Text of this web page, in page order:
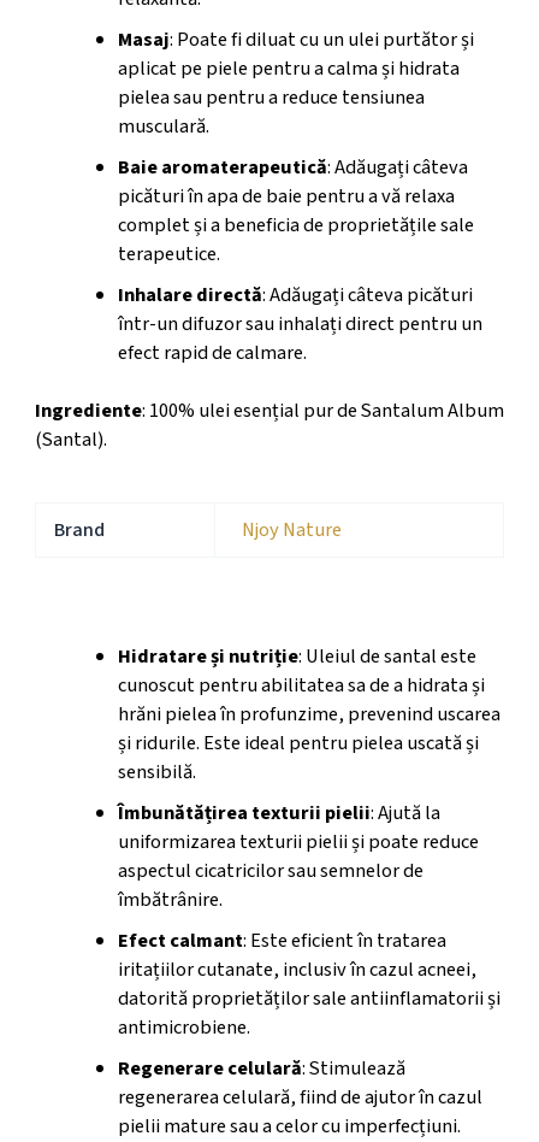
Masaj: Poate fi diluat cu un ulei purtător și
aplicat pe piele pentru a calma și hidrata
pielea sau pentru a reduce tensiunea
musculară.
Baie aromaterapeutică: Adăugați câteva
picături în apa de baie pentru a vă relaxa
complet și a beneficia de proprietățile sale
terapeutice.
Inhalare directă: Adăugați câteva picături
într-un difuzor sau inhalați direct pentru un
efect rapid de calmare.
Ingrediente: 100% ulei esențial pur de Santalum Album
(Santal).
Brand Njoy Nature
Hidratare și nutriție: Uleiul de santal este
cunoscut pentru abilitatea sa de a hidrata și
hrăni pielea în profunzime, prevenind uscarea
și ridurile. Este ideal pentru pielea uscată și
sensibilă.
Îmbunătățirea texturii pielii: Ajută la
uniformizarea texturii pielii și poate reduce
aspectul cicatricilor sau semnelor de
îmbătrânire.
Efect calmant: Este eficient în tratarea
iritațiilor cutanate, inclusiv în cazul acneei,
datorită proprietăților sale antiinflamatorii și
antimicrobiene.
Regenerare celulară: Stimulează
regenerarea celulară, fiind de ajutor în cazul
pielii mature sau a celor cu imperfecțiuni.